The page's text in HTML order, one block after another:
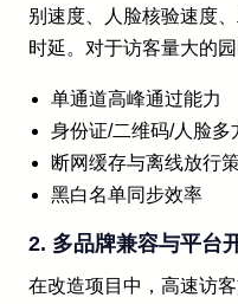
别速度、人脸核验速度
时延。对于访客量大的
单通道高峰通过能力
身份证/二维码/人脸多
断网缓存与离线放行
黑白名单同步效率
2. 多品牌兼容与平台
在改造项目中，高速访